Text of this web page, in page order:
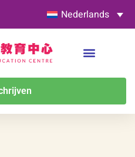
Nederlands